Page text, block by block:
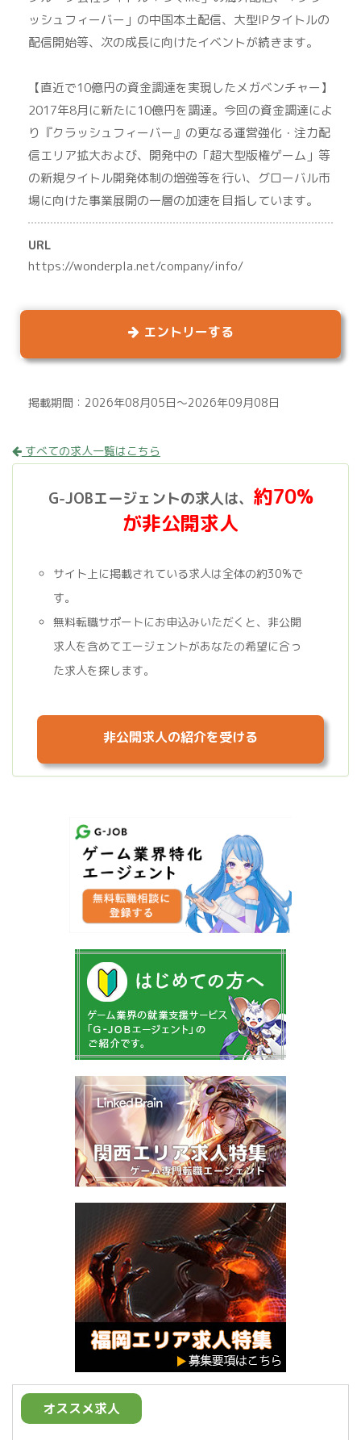
ッシュフィーバー」の中国本土配信、大型IPタイトルの
配信開始等、次の成長に向けたイベントが続きます。
【直近で10億円の資金調達を実現したメガベンチャー】
2017年8月に新たに10億円を調達。今回の資金調達によ
り『クラッシュフィーバー』の更なる運営強化・注力配
信エリア拡大および、開発中の「超大型版権ゲーム」等
の新規タイトル開発体制の増強等を行い、グローバル市
場に向けた事業展開の一層の加速を目指しています。
URL
https://wonderpla.net/company/info/
エントリーする
掲載期間：2026年08月05日～2026年09月08日
すべての求人一覧はこちら
G-JOBエージェントの求人は、 約70%
が非公開求人
サイト上に掲載されている求人は全体の約30%で
す。
無料転職サポートにお申込みいただくと、非公開
求人を含めてエージェントがあなたの希望に合っ
た求人を探します。
非公開求人の紹介を受ける
オススメ求人